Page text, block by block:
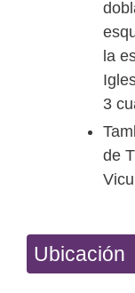
la
3
de
Ubicación